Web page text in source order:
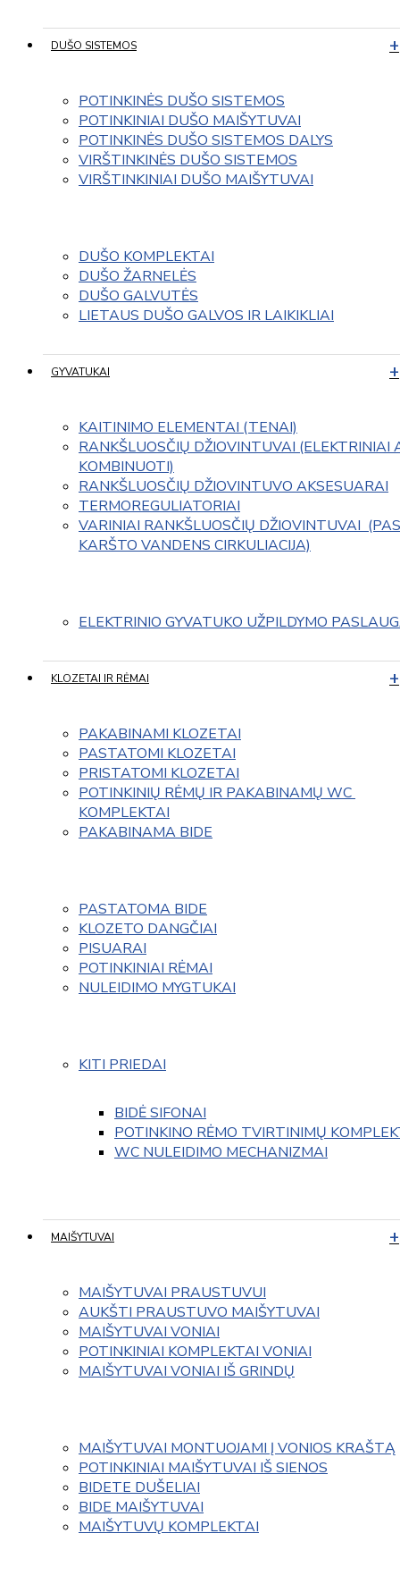
DUŠO SISTEMOS
POTINKINĖS DUŠO SISTEMOS
POTINKINIAI DUŠO MAIŠYTUVAI
POTINKINĖS DUŠO SISTEMOS DALYS
VIRŠTINKINĖS DUŠO SISTEMOS
VIRŠTINKINIAI DUŠO MAIŠYTUVAI
DUŠO KOMPLEKTAI
DUŠO ŽARNELĖS
DUŠO GALVUTĖS
LIETAUS DUŠO GALVOS IR LAIKIKLIAI
GYVATUKAI
KAITINIMO ELEMENTAI (TENAI)
RANKŠLUOSČIŲ DŽIOVINTUVAI (ELEKTRINIAI
KOMBINUOTI)
RANKŠLUOSČIŲ DŽIOVINTUVO AKSESUARAI
TERMOREGULIATORIAI
VARINIAI RANKŠLUOSČIŲ DŽIOVINTUVAI
KARŠTO VANDENS CIRKULIACIJA)
ELEKTRINIO GYVATUKO UŽPILDYMO
KLOZETAI IR RĖMAI
PAKABINAMI KLOZETAI
PASTATOMI KLOZETAI
PRISTATOMI KLOZETAI
POTINKINIŲ RĖMŲ IR PAKABINAMŲ WC
KOMPLEKTAI
PAKABINAMA BIDE
PASTATOMA BIDE
KLOZETO DANGČIAI
PISUARAI
POTINKINIAI RĖMAI
NULEIDIMO MYGTUKAI
KITI PRIEDAI
BIDĖ SIFONAI
POTINKINO RĖMO TVIRTINIMŲ
WC NULEIDIMO MECHANIZMAI
MAIŠYTUVAI
MAIŠYTUVAI PRAUSTUVUI
AUKŠTI PRAUSTUVO MAIŠYTUVAI
MAIŠYTUVAI VONIAI
POTINKINIAI KOMPLEKTAI VONIAI
MAIŠYTUVAI VONIAI IŠ GRINDŲ
MAIŠYTUVAI MONTUOJAMI Į VONIOS KRAŠTĄ
POTINKINIAI MAIŠYTUVAI IŠ SIENOS
BIDETE DUŠELIAI
BIDE MAIŠYTUVAI
MAIŠYTUVŲ KOMPLEKTAI